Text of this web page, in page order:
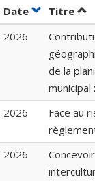
Date Trier par
Titre
2026
de la
2026
Face au
2026